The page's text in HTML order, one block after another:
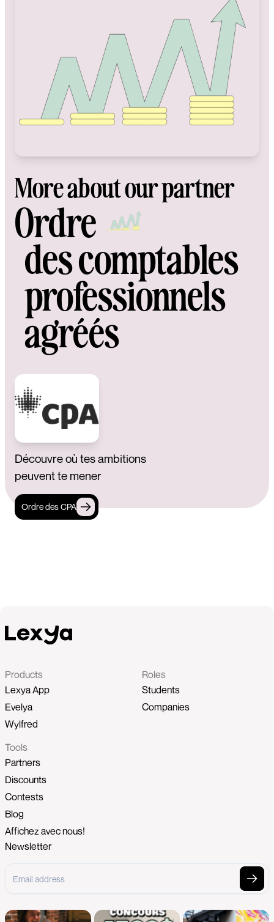
More about our partner
Ordre
des comptables
professionnels
agréés
Découvre où tes ambitions
peuvent te mener
Ordre des CPA
Products
Lexya App
Evelya
Wylfred
Roles
Students
Companies
Tools
Partners
Discounts
Contests
Blog
Affichez avec nous!
Newsletter